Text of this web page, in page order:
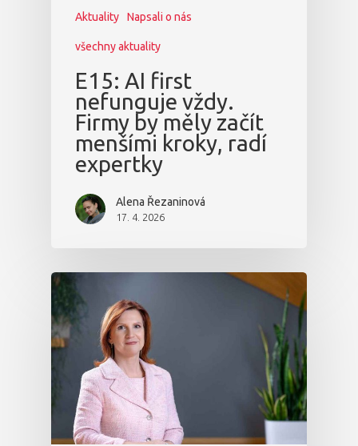
Aktuality Napsali o nás
všechny aktuality
E15: AI first
nefunguje vždy.
Firmy by měly začít
menšími kroky, radí
expertky
Alena Řezaninová
17. 4. 2026